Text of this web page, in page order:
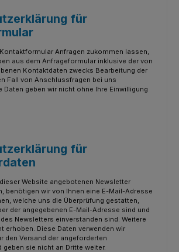
für
Anfragen zukommen lassen,
aus dem Anfrageformular inklusive der von
Kontaktdaten zwecks Bearbeitung der
Fall von Anschlussfragen bei uns
Daten geben wir nicht ohne Ihre Einwilligung
für
Website angebotenen Newsletter
benötigen wir von Ihnen eine E-Mail-Adresse
welche uns die Überprüfung gestatten,
der angegebenen E-Mail-Adresse sind und
Newsletters einverstanden sind. Weitere
erhoben. Diese Daten verwenden wir
den Versand der angeforderten
geben sie nicht an Dritte weiter.